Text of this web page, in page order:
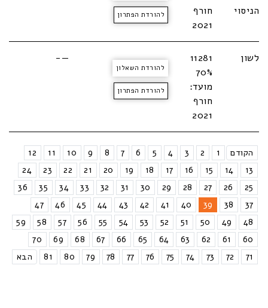
הניסוי
חורף
2021
להורדת הפתרון
לשון
11281
70%
מועד:
חורף
2021
להורדת השאלון
להורדת הפתרון
—-
הקודם 1
2
3
4
5
6
7
8
9
10
11
12
13
14
15
16
17
18
19
20
21
22
23
24
25
26
27
28
29
30
31
32
33
34
35
36
37
38
39
40
41
42
43
44
45
46
47
48
49
50
51
52
53
54
55
56
57
58
59
60
61
62
63
64
65
66
67
68
69
70
71
72
73
74
75
76
77
78
79
80
81 הבא